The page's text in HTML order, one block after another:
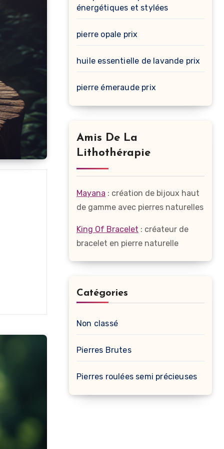
énergétiques et stylées
pierre opale prix
huile essentielle de lavande prix
pierre émeraude prix
Amis De La
Lithothérapie
Mayana : création de bijoux haut
de gamme avec pierres naturelles
King Of Bracelet : créateur de
bracelet en pierre naturelle
Catégories
Non classé
Pierres Brutes
Pierres roulées semi précieuses